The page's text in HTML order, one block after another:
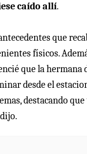
caído allí.
que
físicos.
que la hermana
desde el
destacando